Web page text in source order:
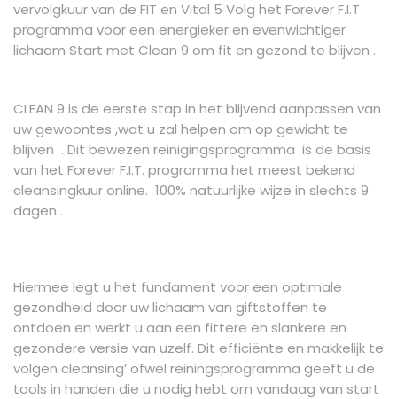
vervolgkuur van de FIT en Vital 5 Volg het Forever F.I.T
programma voor een energieker en evenwichtiger
lichaam Start met Clean 9 om fit en gezond te blijven .
CLEAN 9 is de eerste stap in het blijvend aanpassen van
uw gewoontes ,wat u zal helpen om op gewicht te
blijven . Dit bewezen reinigingsprogramma is de basis
van het Forever F.I.T. programma het meest bekend
cleansingkuur online. 100% natuurlijke wijze in slechts 9
dagen .
Hiermee legt u het fundament voor een optimale
gezondheid door uw lichaam van giftstoffen te
ontdoen en werkt u aan een fittere en slankere en
gezondere versie van uzelf. Dit efficiënte en makkelijk te
volgen cleansing’ ofwel reiningsprogramma geeft u de
tools in handen die u nodig hebt om vandaag van start